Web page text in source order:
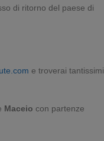
di ritorno del paese di
e troverai tantissimi
Maceio con partenze